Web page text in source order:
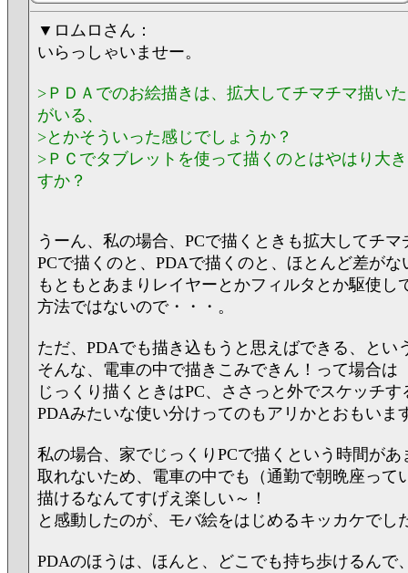
▼ロムロさん：
いらっしゃいませー。
>ＰＤＡでのお絵描きは、拡大してチマチマ描い
がいる、
>とかそういった感じでしょうか？
>ＰＣでタブレットを使って描くのとはやはり大
すか？
うーん、私の場合、PCで描くときも拡大してチ
PCで描くのと、PDAで描くのと、ほとんど差がな
もともとあまりレイヤーとかフィルタとか駆使し
方法ではないので・・・。
ただ、PDAでも描き込もうと思えばできる、とい
そんな、電車の中で描きこみできん！って場合は
じっくり描くときはPC、ささっと外でスケッチす
PDAみたいな使い分けってのもアリかとおもいま
私の場合、家でじっくりPCで描くという時間があ
取れないため、電車の中でも（通勤で朝晩座って
描けるなんてすげえ楽しい～！
と感動したのが、モバ絵をはじめるキッカケでし
PDAのほうは、ほんと、どこでも持ち歩けるんで